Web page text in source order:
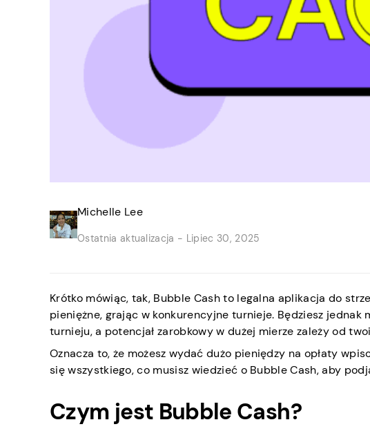
Michelle Lee
Ostatnia aktualizacja - Lipiec 30, 2025
Krótko mówiąc, tak, Bubble Cash to legalna aplikacja do
pieniężne, grając w konkurencyjne turnieje. Będziesz jednak
turnieju, a potencjał zarobkowy w dużej mierze zależy od
Oznacza to, że możesz wydać dużo pieniędzy na opłaty
się wszystkiego, co musisz wiedzieć o Bubble Cash, aby
Czym jest Bubble Cash?